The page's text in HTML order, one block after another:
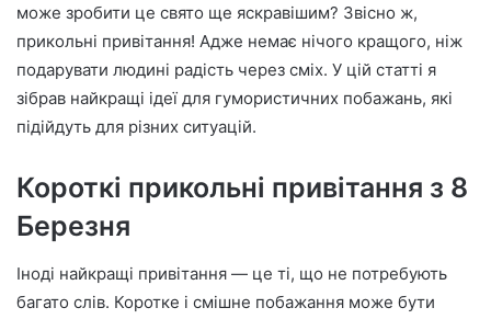
a
n
e
m
може зробити це свято ще яскравішим? Звісно ж,
прикольні привітання! Адже немає нічого кращого, ніж
подарувати людині радість через сміх. У цій статті я
зібрав найкращі ідеї для гумористичних побажань, які
підійдуть для різних ситуацій.
Короткі прикольні привітання з 8
Березня
Іноді найкращі привітання — це ті, що не потребують
багато слів. Коротке і смішне побажання може бути